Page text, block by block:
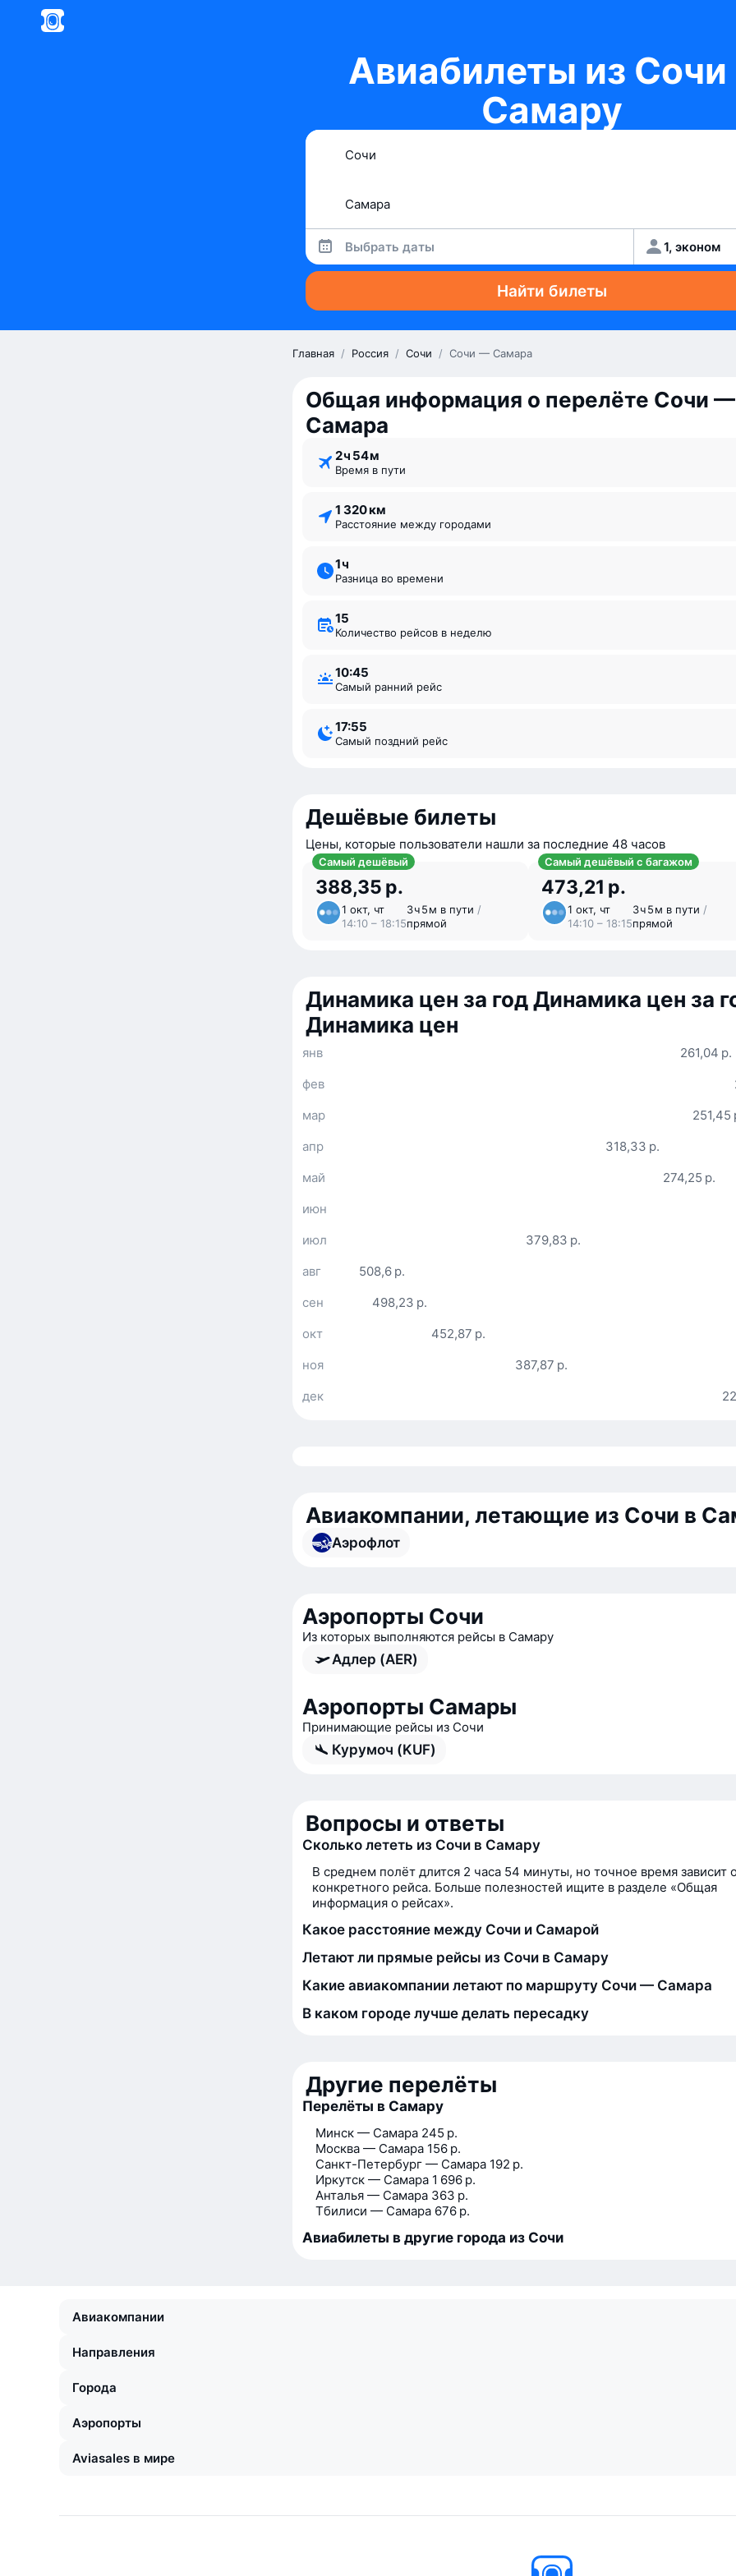
Авиабилеты из Сочи
Самару
Выбрать даты 1, эконом
Найти билеты
Главная / Россия / Сочи / Сочи — Самара
Общая информация о перелёте Сочи —
Самара
2 ⁠ч 54 ⁠м
Время в пути
1 320 км
Расстояние между городами
1 ⁠ч
Разница во времени
15
Количество рейсов в неделю
10:45
Самый ранний рейс
17:55
Самый поздний рейс
Дешёвые билеты
Цены, которые пользователи нашли за последние 48 часов
Самый дешёвый
388,35 р.
1 окт, чт
14:10 – 18:15
3 ⁠ч 5 ⁠м в пути /
прямой
Самый дешёвый с багажом
473,21 р.
1 окт, чт
14:10 – 18:15
3 ⁠ч 5 ⁠м в пути /
прямой
Динамика цен за годДинамика цен за
Динамика цен
261,04 р.
янв
фев
251,45
мар
318,33 р.
апр
274,25 р.
май
июн
379,83 р.
июл
508,6 р.
авг
498,23 р.
сен
452,87 р.
окт
387,87 р.
ноя
дек
Авиакомпании, летающие из Сочи в
Аэрофлот
Аэропорты Сочи
Из которых выполняются рейсы в Самару
Адлер (AER)
Аэропорты Самары
Принимающие рейсы из Сочи
Курумоч (KUF)
Вопросы и ответы
Сколько лететь из Сочи в Самару
В среднем полёт длится 2 часа 54 минуты, но точное время зависит
конкретного рейса. Больше полезностей ищите в разделе «Общая
информация о рейсах».
Какое расстояние между Сочи и Самарой
Летают ли прямые рейсы из Сочи в Самару
Какие авиакомпании летают по маршруту Сочи — Самара
В каком городе лучше делать пересадку
Другие перелёты
Перелёты в Самару
Минск — Самара 245 р.
Москва — Самара 156 р.
Санкт-Петербург — Самара 192 р.
Иркутск — Самара 1 696 р.
Анталья — Самара 363 р.
Тбилиси — Самара 676 р.
Авиабилеты в другие города из Сочи
Авиакомпании
Направления
Города
Аэропорты
Aviasales в мире